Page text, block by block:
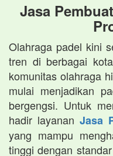
Jasa
Olahraga padel kini
tren di berbagai
komunitas olahraga
mulai menjadikan
bergengsi. Untuk
hadir layanan Jasa
yang mampu
tinggi dengan